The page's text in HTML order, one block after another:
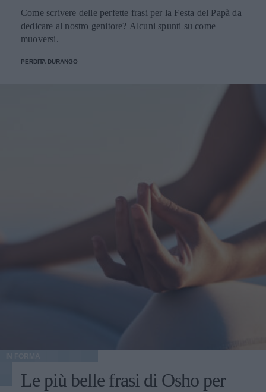
Come scrivere delle perfette frasi per la Festa del Papà da
dedicare al nostro genitore? Alcuni spunti su come
muoversi.
PERDITA DURANGO
Le più belle frasi di Osho per